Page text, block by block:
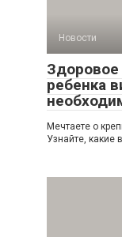
Новости
Здоровое
ребенка
Мечтаете о
Узнайте, какие